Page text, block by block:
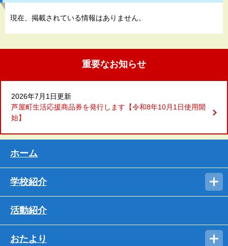
現在、掲載されている情報はありません。
重要なお知らせ
2026年7月1日更新
芦屋町生活応援商品券を発行します【令和8年10月1日使用開
始】
ホーム
学校紹介
活動紹介
おたより